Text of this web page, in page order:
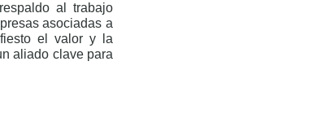
al trabajo
asociadas a
el valor y la
aliado clave para